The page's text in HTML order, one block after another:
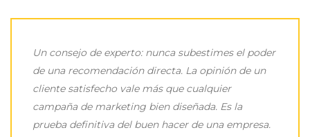
Un consejo de experto: nunca subestimes el poder
de una recomendación directa. La opinión de un
cliente satisfecho vale más que cualquier
campaña de marketing bien diseñada. Es la
prueba definitiva del buen hacer de una empresa.